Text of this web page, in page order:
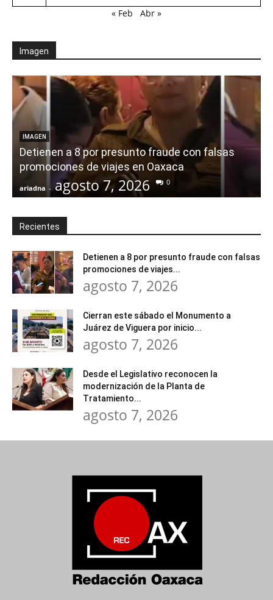
« Feb
Abr »
Imagen
IMAGEN
Detienen a 8 por presunto fraude con falsas
promociones de viajes en Oaxaca
ariadna - agosto 7, 2026 0
Recientes
Detienen a 8 por presunto fraude con falsas
promociones de viajes...
agosto 7, 2026
Cierran este sábado el Monumento a
Juárez de Viguera por inicio...
agosto 7, 2026
Desde el Legislativo reconocen la
modernización de la Planta de
Tratamiento...
agosto 7, 2026